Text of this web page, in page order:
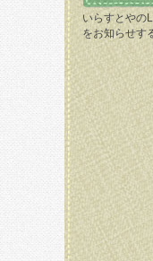
いらすとやの
をお知らせす